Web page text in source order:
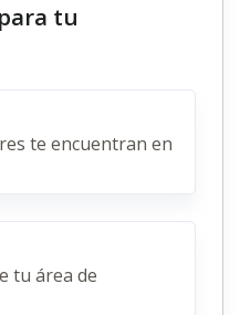
tu
te encuentran en
tu área de